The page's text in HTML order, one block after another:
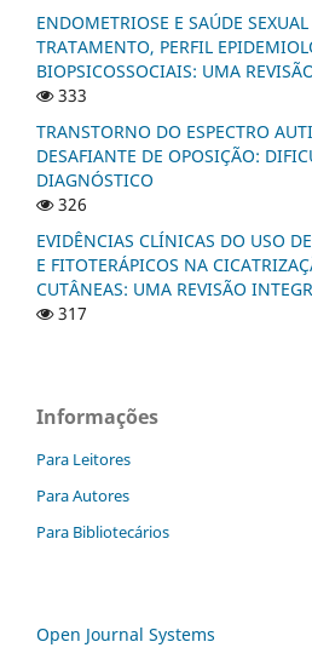
ENDOMETRIOSE E SAÚDE
TRATAMENTO, PERFIL
BIOPSICOSSOCIAIS: UMA
333
TRANSTORNO DO ESPECTRO
DESAFIANTE DE OPOSIÇÃO:
DIAGNÓSTICO
326
EVIDÊNCIAS CLÍNICAS DO USO
E FITOTERÁPICOS NA
CUTÂNEAS: UMA REVISÃO
317
Informações
Para Leitores
Para Autores
Para Bibliotecários
Open Journal Systems